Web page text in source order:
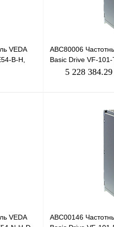
VEDA
B-H,
ABC80006
Basic Drive VF-
132кВт, 86А
5 228
VEDA
ABC00146